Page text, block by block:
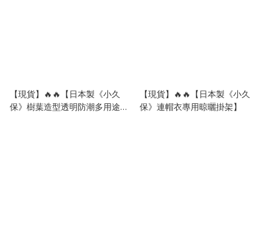
【現貨】🔥🔥【日本製《小久
保》樹葉造型透明防潮多用途食
【現貨】🔥🔥【日本製《小久
保》連帽衣專用晾曬掛架】